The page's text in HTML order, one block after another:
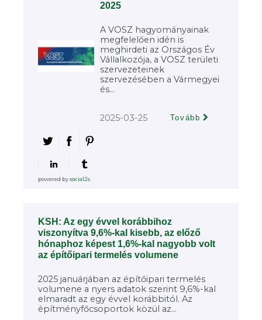
2025
A VOSZ hagyományainak
megfelelően idén is
meghirdeti az Országos Év
Vállalkozója, a VOSZ területi
szervezeteinek
szervezésében a Vármegyei
és...
2025-03-25 Tovább
powered bysocial2s
KSH: Az egy évvel korábbihoz
viszonyítva 9,6%-kal kisebb, az előző
hónaphoz képest 1,6%-kal nagyobb volt
az építőipari termelés volumene
2025 januárjában az építőipari termelés
volumene a nyers adatok szerint 9,6%-kal
elmaradt az egy évvel korábbitól. Az
építményfőcsoportok közül az...